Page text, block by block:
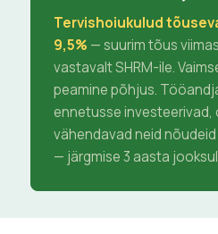
Tervishoiukulud
9,5% — suurim tõus
vastavalt SHRM-ile.
peamine põhjus.
ennetusse investeerivad,
vähendavad neid
— järgmise 3 aasta